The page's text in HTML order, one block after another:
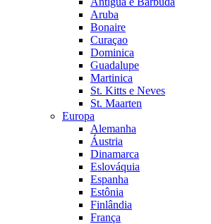
Aruba
Bonaire
Curaçao
Dominica
Guadalupe
Martinica
St. Kitts e Neves
St. Maarten
Europa
Alemanha
Áustria
Dinamarca
Eslováquia
Espanha
Estônia
Finlândia
França